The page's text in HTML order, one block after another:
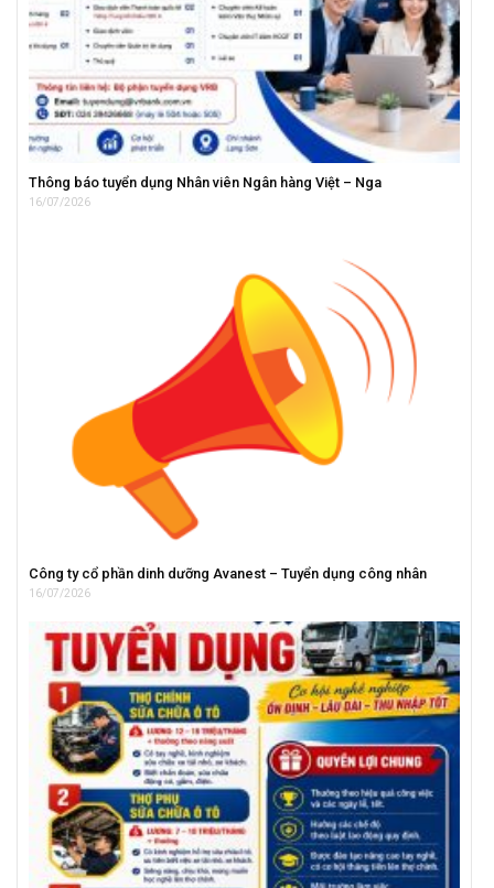
Thông báo tuyển dụng Nhân viên Ngân hàng Việt – Nga
16/07/2026
Công ty cổ phần dinh dưỡng Avanest – Tuyển dụng công nhân
16/07/2026